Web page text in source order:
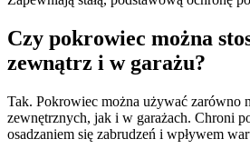
Czy pokrowiec można
zewnątrz i w garażu?
Tak. Pokrowiec można używać zarówno
zewnętrznych, jak i w garażach. Chroni
osadzaniem się zabrudzeń i wpływem